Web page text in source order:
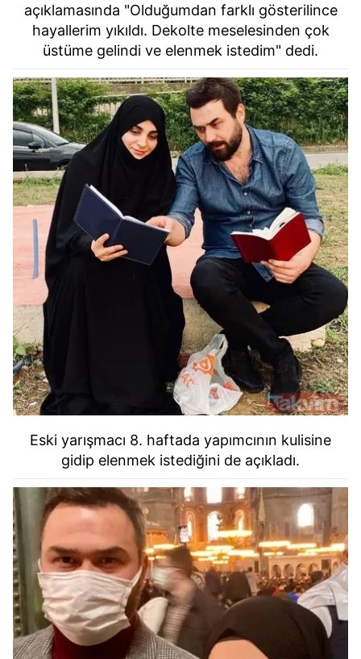
açıklamasında "Olduğumdan farklı gösterilince
hayallerim yıkıldı. Dekolte meselesinden çok
üstüme gelindi ve elenmek istedim" dedi.
Eski yarışmacı 8. haftada yapımcının kulisine
gidip elenmek istediğini de açıkladı.